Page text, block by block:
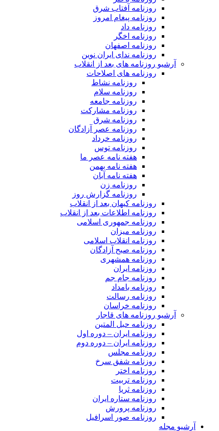
روزنامه آفتاب شرق
روزنامه پیغام امروز
روزنامه داد
روزنامه اخگر
روزنامه اصفهان
روزنامه ندای ایران نوین
آرشیو روزنامه های بعد از انقلاب
روزنامه های اصلاحات
روزنامه نشاط
روزنامه سلام
روزنامه جامعه
روزنامه مشارکت
روزنامه شرق
روزنامه عصر آزادگان
روزنامه خرداد
روزنامه توس
هفته نامه عصر ما
هفته نامه بهمن
هفته نامه آبان
روزنامه زن
روزنامه گزارش روز
روزنامه کیهان بعد از انقلاب
روزنامه اطلاعات بعد از انقلاب
روزنامه جمهوری اسلامی
روزنامه میزان
روزنامه انقلاب اسلامی
روزنامه صبح آزادگان
روزنامه همشهری
روزنامه ایران
روزنامه جام جم
روزنامه بامداد
روزنامه رسالت
روزنامه خراسان
آرشیو روزنامه های قاجار
روزنامه حبل المتین
روزنامه ایران – دوره اول
روزنامه ایران – دوره دوم
روزنامه مجلس
روزنامه شفق سرخ
روزنامه اختر
روزنامه تربیت
روزنامه ثریا
روزنامه ستاره ایران
روزنامه پرورش
روزنامه صور اسرافیل
آرشیو مجله